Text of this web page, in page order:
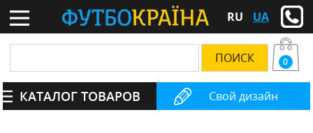
RU UA
Свой дизайн
0
КАТАЛОГ ТОВАРОВ